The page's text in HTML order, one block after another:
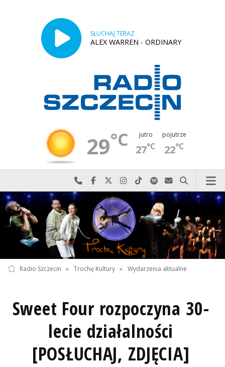
SŁUCHAJ TERAZ
ALEX WARREN - ORDINARY
29°C jutro
27°C
pojutrze
22°C
Najlepiej po prostu do nas zadzwoń
Odwiedź nas na Facebook-u
Odwiedź nas na X
Odwiedź nas na Instagram-ie
Odwiedź nas na TikTok-u
Szukaj nas na Spotify
Wyślij do nas
Szukaj
Radio Szczecin » Trochę Kultury » Wydarzenia aktualne
Sweet Four rozpoczyna 30-
lecie działalności
[POSŁUCHAJ, ZDJĘCIA]